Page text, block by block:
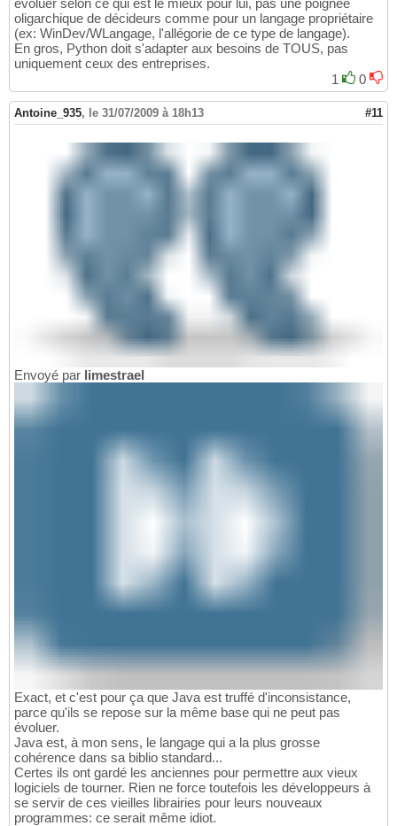
évoluer selon ce qui est le mieux pour lui, pas une poignée
oligarchique de décideurs comme pour un langage propriétaire
(ex: WinDev/WLangage, l'allégorie de ce type de langage).
En gros, Python doit s'adapter aux besoins de TOUS, pas
uniquement ceux des entreprises.
1
0
Antoine_935, le 31/07/2009 à 18h13 #11
Envoyé par limestrael
Exact, et c'est pour ça que Java est truffé d'inconsistance,
parce qu'ils se repose sur la même base qui ne peut pas
évoluer.
Java est, à mon sens, le langage qui a la plus grosse
cohérence dans sa biblio standard...
Certes ils ont gardé les anciennes pour permettre aux vieux
logiciels de tourner. Rien ne force toutefois les développeurs à
se servir de ces vieilles librairies pour leurs nouveaux
programmes: ce serait même idiot.